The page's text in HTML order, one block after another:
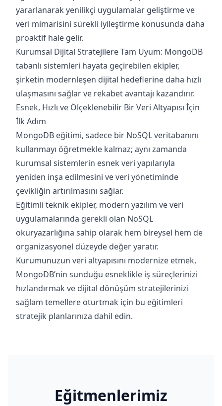
yararlanarak yenilikçi uygulamalar geliştirme ve
veri mimarisini sürekli iyileştirme konusunda daha
proaktif hale gelir.
Kurumsal Dijital Stratejilere Tam Uyum: MongoDB
tabanlı sistemleri hayata geçirebilen ekipler,
şirketin modernleşen dijital hedeflerine daha hızlı
ulaşmasını sağlar ve rekabet avantajı kazandırır.
Esnek, Hızlı ve Ölçeklenebilir Bir Veri Altyapısı İçin
İlk Adım
MongoDB eğitimi, sadece bir NoSQL veritabanını
kullanmayı öğretmekle kalmaz; aynı zamanda
kurumsal sistemlerin esnek veri yapılarıyla
yeniden inşa edilmesini ve veri yönetiminde
çevikliğin artırılmasını sağlar.
Eğitimli teknik ekipler, modern yazılım ve veri
uygulamalarında gerekli olan NoSQL
okuryazarlığına sahip olarak hem bireysel hem de
organizasyonel düzeyde değer yaratır.
Kurumunuzun veri altyapısını modernize etmek,
MongoDB’nin sunduğu esneklikle iş süreçlerinizi
hızlandırmak ve dijital dönüşüm stratejilerinizi
sağlam temellere oturtmak için bu eğitimleri
stratejik planlarınıza dahil edin.
Eğitmenlerimiz